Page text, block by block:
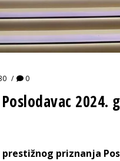
0
2024.
priznanja